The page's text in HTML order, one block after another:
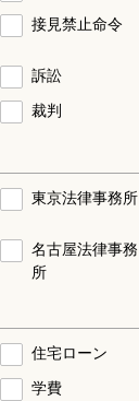
接見禁止命令
訴訟
裁判
東京法律事務所
名古屋法律事務
所
住宅ローン
学費